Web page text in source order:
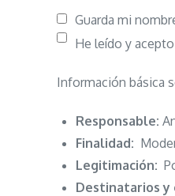
Guarda mi
He leído y
Información básica
Responsable:
Finalidad:
Legitimación:
Destinatarios y